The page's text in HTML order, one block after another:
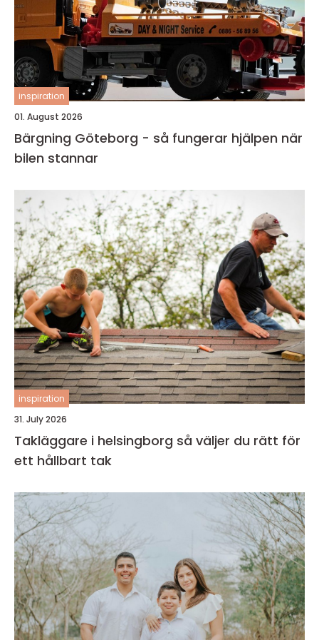
inspiration
01. August 2026
Bärgning Göteborg - så fungerar hjälpen när
bilen stannar
inspiration
31. July 2026
Takläggare i helsingborg så väljer du rätt för
ett hållbart tak